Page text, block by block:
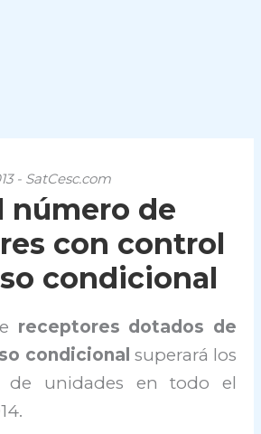
- SatCesc.com
número de
con control
condicional
receptores dotados de
condicional superará los
de unidades en todo el